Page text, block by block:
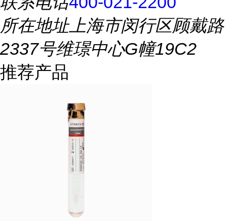
所在地址上海市闵行区顾戴路
2337号维璟中心G幢19C2
推荐产品